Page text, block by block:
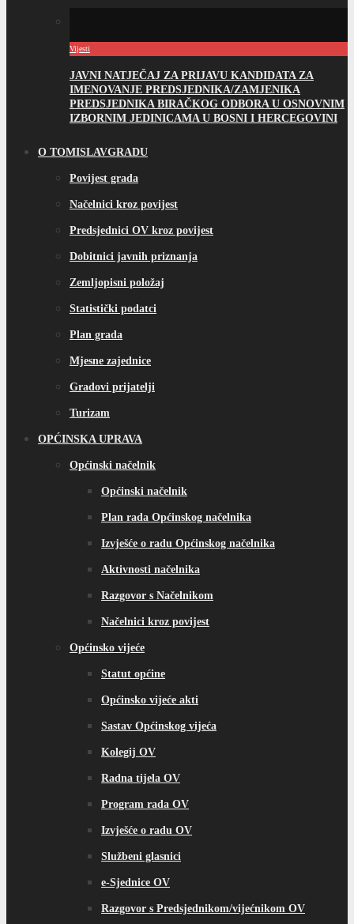
Vijesti
JAVNI NATJEČAJ ZA PRIJAVU KANDIDATA ZA
IMENOVANJE PREDSJEDNIKA/ZAMJENIKA
PREDSJEDNIKA BIRAČKOG ODBORA U OSNOVNIM
IZBORNIM JEDINICAMA U BOSNI I HERCEGOVINI
O TOMISLAVGRADU
Povijest grada
Načelnici kroz povijest
Predsjednici OV kroz povijest
Dobitnici javnih priznanja
Zemljopisni položaj
Statistički podatci
Plan grada
Mjesne zajednice
Gradovi prijatelji
Turizam
OPĆINSKA UPRAVA
Općinski načelnik
Općinski načelnik
Plan rada Općinskog načelnika
Izvješće o radu Općinskog načelnika
Aktivnosti načelnika
Razgovor s Načelnikom
Načelnici kroz povijest
Općinsko vijeće
Statut općine
Općinsko vijeće akti
Sastav Općinskog vijeća
Kolegij OV
Radna tijela OV
Program rada OV
Izvješće o radu OV
Službeni glasnici
e-Sjednice OV
Razgovor s Predsjednikom/vijećnikom OV